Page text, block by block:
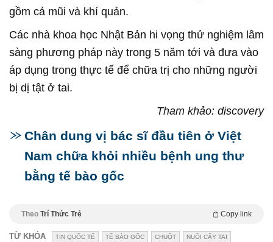
gồm cả mũi và khí quản.
Các nhà khoa học Nhật Bản hi vọng thử nghiệm lâm
sàng phương pháp này trong 5 năm tới và đưa vào
áp dụng trong thực tế để chữa trị cho những người
bị dị tật ở tai.
Tham khảo: discovery
Chân dung vị bác sĩ đầu tiên ở Việt
Nam chữa khỏi nhiều bệnh ung thư
bằng tế bào gốc
Theo Trí Thức Trẻ Copy link
TỪ KHÓA TIN QUỐC TẾ TẾ BÀO GỐC CHUỘT NUÔI CẤY TAI